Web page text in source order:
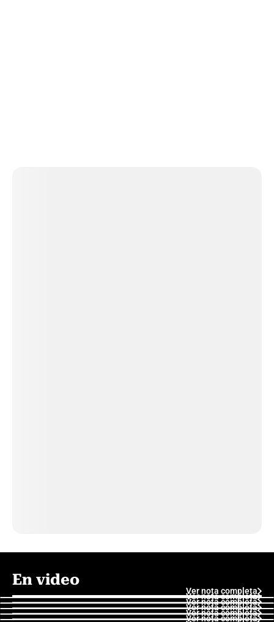
En video
Ver nota completa
Ver nota completa
Ver nota completa
Ver nota completa
Ver nota completa
Ver nota completa